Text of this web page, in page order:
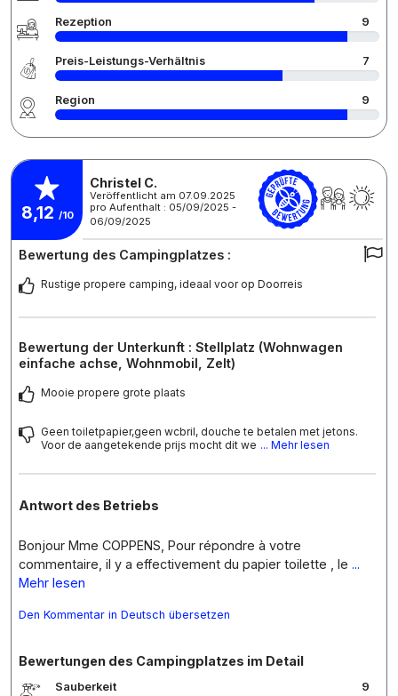
Rezeption 9
Preis-Leistungs-Verhältnis 7
Region 9
8,12 /10
Christel C.
Veröffentlicht am 07.09.2025
pro Aufenthalt : 05/09/2025 -
06/09/2025
Bewertung des Campingplatzes :
Rustige propere camping, ideaal voor op Doorreis
Bewertung der Unterkunft : Stellplatz (Wohnwagen
einfache achse, Wohnmobil, Zelt)
Mooie propere grote plaats
Geen toiletpapier,geen wcbril, douche te betalen met jetons.
Voor de aangetekende prijs mocht dit we ... Mehr lesen
Antwort des Betriebs
Bonjour Mme COPPENS, Pour répondre à votre
commentaire, il y a effectivement du papier toilette , le ...
Mehr lesen
Den Kommentar in Deutsch übersetzen
Bewertungen des Campingplatzes im Detail
Sauberkeit 9